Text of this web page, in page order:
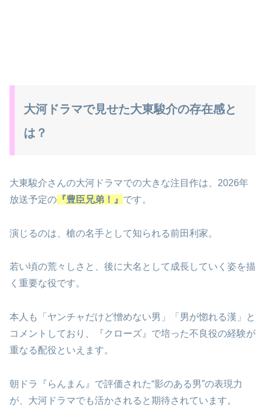
大河ドラマで見せた大東駿介の存在感と
は？
大東駿介さんの大河ドラマでの大きな注目作は、2026年
放送予定の 『豊臣兄弟！』 です。
演じるのは、槍の名手として知られる前田利家。
若い頃の荒々しさと、後に大名として成長していく姿を描
く重要な役です。
本人も「ヤンチャだけど憎めない男」「男が惚れる漢」と
コメントしており、『クローズ』で培った不良役の経験が
重なる配役といえます。
朝ドラ『らんまん』で評価された“影のある男”の表現力
が、大河ドラマでも活かされると期待されています。